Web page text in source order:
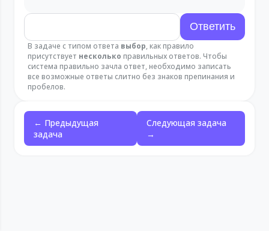
В задаче с типом ответа выбор, как правило
присутствует несколько правильных ответов. Чтобы
система правильно зачла ответ, необходимо записать
все возможные ответы слитно без знаков препинания и
пробелов.
← Предыдущая
задача
Следующая задача
→